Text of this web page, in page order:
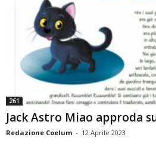
261
Jack Astro Miao approda
Redazione Coelum - 12 Aprile 2023